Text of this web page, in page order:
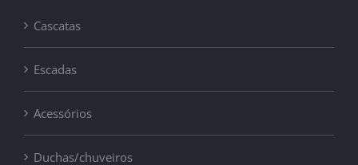
Cascatas
Escadas
Acessórios
Duchas/chuveiros